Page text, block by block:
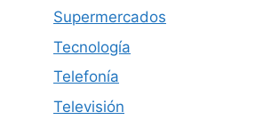
Supermercados
Tecnología
Telefonía
Televisión